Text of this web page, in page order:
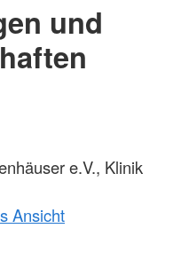
und
e.V., Klinik
Ansicht